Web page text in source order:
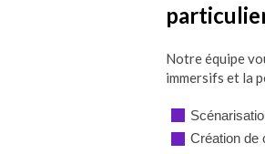
Notre équipe
immersifs et la
Création de